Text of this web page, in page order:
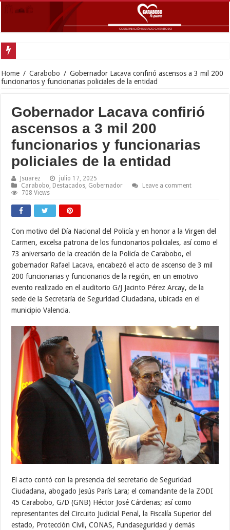
Home / Carabobo / Gobernador Lacava confirió ascensos a 3 mil 200
funcionarios y funcionarias policiales de la entidad
Gobernador Lacava confirió
ascensos a 3 mil 200
funcionarios y funcionarias
policiales de la entidad
Jsuarez
julio 17, 2025
Carabobo Destacados Gobernador
Leave a comment
708 Views
Con motivo del Día Nacional del Policía y en honor a la Virgen del
Carmen, excelsa patrona de los funcionarios policiales, así como el
73 aniversario de la creación de la Policía de Carabobo, el
gobernador Rafael Lacava, encabezó el acto de ascenso de 3 mil
200 funcionarias y funcionarios de la región, en un emotivo
evento realizado en el auditorio G/J Jacinto Pérez Arcay, de la
sede de la Secretaría de Seguridad Ciudadana, ubicada en el
municipio Valencia.
El acto contó con la presencia del secretario de Seguridad
Ciudadana, abogado Jesús París Lara; el comandante de la ZODI
45 Carabobo, G/D (GNB) Héctor José Cárdenas; así como
representantes del Circuito Judicial Penal, la Fiscalía Superior del
estado, Protección Civil, CONAS, Fundaseguridad y demás